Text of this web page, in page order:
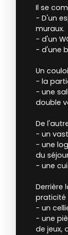
Il se
- D'un
muraux.
- d'un
- d'une
Un
- la
- une
double
De
- un
- une
du
- une
Derrière
praticité
- un
- une
de jeux,